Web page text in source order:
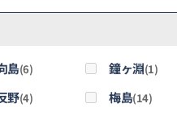
島(6) 鐘ヶ淵(1)
野(4) 梅島(14)